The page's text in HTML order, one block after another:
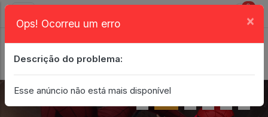
0
Ops! Ocorreu um erro ×
Descrição do problema:
Esse anúncio não está mais disponível